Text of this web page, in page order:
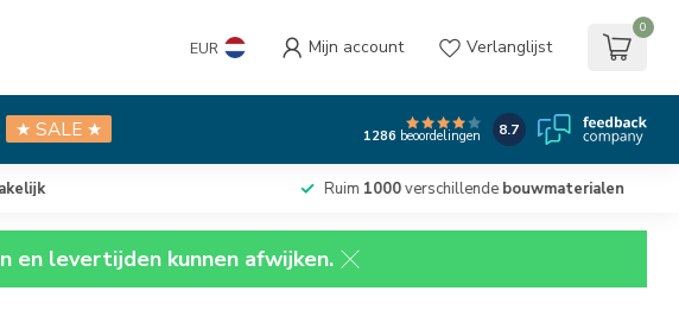
EUR Mijn account Verlanglijst
0
★ SALE ★ 1286 beoordelingen 8.7
1000verschillendebouwmaterialen
en levertijden kunnen afwijken.